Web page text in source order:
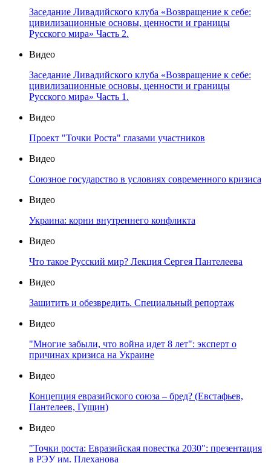
Заседание Ливадийского клуба «Возвращение к себе:
цивилизационные основы, ценности и границы
Русского мира» Часть 2.
Видео
Заседание Ливадийского клуба «Возвращение к себе:
цивилизационные основы, ценности и границы
Русского мира» Часть 1.
Видео
Проект "Точки Роста" глазами участников
Видео
Союзное государство в условиях современного кризиса
Видео
Украина: корни внутреннего конфликта
Видео
Что такое Русский мир? Лекция Сергея Пантелеева
Видео
Защитить и обезвредить. Специальный репортаж
Видео
"Многие забыли, что война идет 8 лет": эксперт о
причинах кризиса на Украине
Видео
Концепция евразийского союза – бред? (Евстафьев,
Пантелеев, Гущин)
Видео
"Точки роста: Евразийская повестка 2030": презентация
в РЭУ им. Плеханова